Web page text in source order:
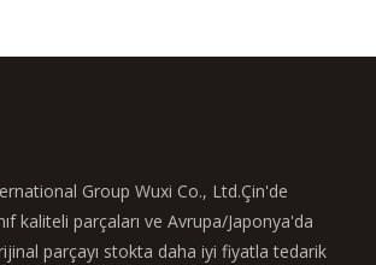
Group Wuxi Co., Ltd.Çin'de
kaliteli parçaları ve Avrupa/Japonya'da
parçayı stokta daha iyi fiyatla tedarik